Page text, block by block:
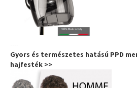
----
Gyors és természetes hatású PPD
hajfesték >>